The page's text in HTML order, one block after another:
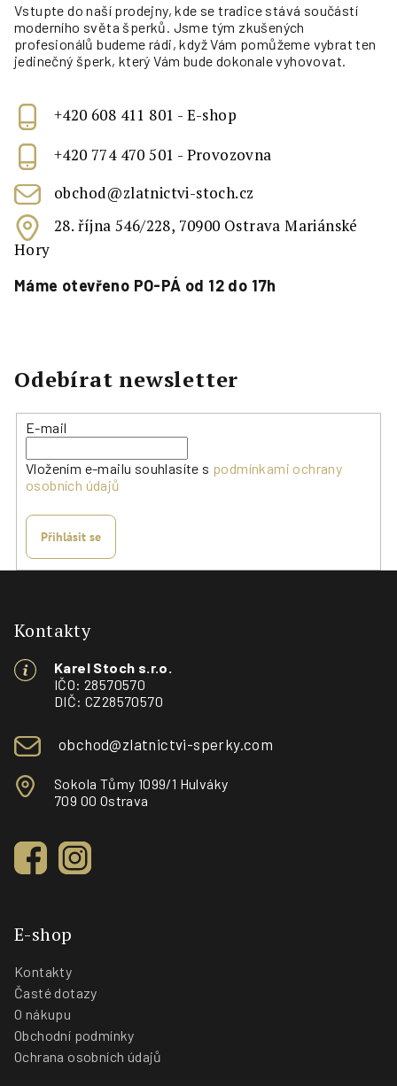
Vstupte do naší prodejny, kde se tradice stává součástí
moderního světa šperků. Jsme tým zkušených
profesionálů budeme rádi, když Vám pomůžeme vybrat ten
jedinečný šperk, který Vám bude dokonale vyhovovat.
+420 608 411 801 - E-shop
+420 774 470 501 - Provozovna
obchod@zlatnictvi-stoch.cz
28. října 546/228, 70900 Ostrava Mariánské
Hory
Máme otevřeno PO-PÁ od 12 do 17h
Odebírat newsletter
E-mail
Vložením e-mailu souhlasíte s podmínkami ochrany
osobních údajů
Přihlásit se
Kontakty
Karel Stoch s.r.o.
IČO: 28570570
DIČ: CZ28570570
obchod@zlatnictvi-sperky.com
Sokola Tůmy 1099/1 Hulváky
709 00 Ostrava
E-shop
Kontakty
Časté dotazy
O nákupu
Obchodní podmínky
Ochrana osobních údajů